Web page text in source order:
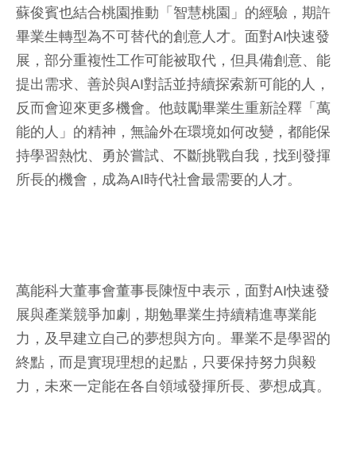
蘇俊賓也結合桃園推動「智慧桃園」的經驗，期許
畢業生轉型為不可替代的創意人才。面對AI快速發
展，部分重複性工作可能被取代，但具備創意、能
提出需求、善於與AI對話並持續探索新可能的人，
反而會迎來更多機會。他鼓勵畢業生重新詮釋「萬
能的人」的精神，無論外在環境如何改變，都能保
持學習熱忱、勇於嘗試、不斷挑戰自我，找到發揮
所長的機會，成為AI時代社會最需要的人才。
萬能科大董事會董事長陳恆中表示，面對AI快速發
展與產業競爭加劇，期勉畢業生持續精進專業能
力，及早建立自己的夢想與方向。畢業不是學習的
終點，而是實現理想的起點，只要保持努力與毅
力，未來一定能在各自領域發揮所長、夢想成真。